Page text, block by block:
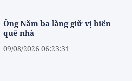
Ông Năm ba làng giữ vị biển
quê nhà
09/08/2026 06:23:31